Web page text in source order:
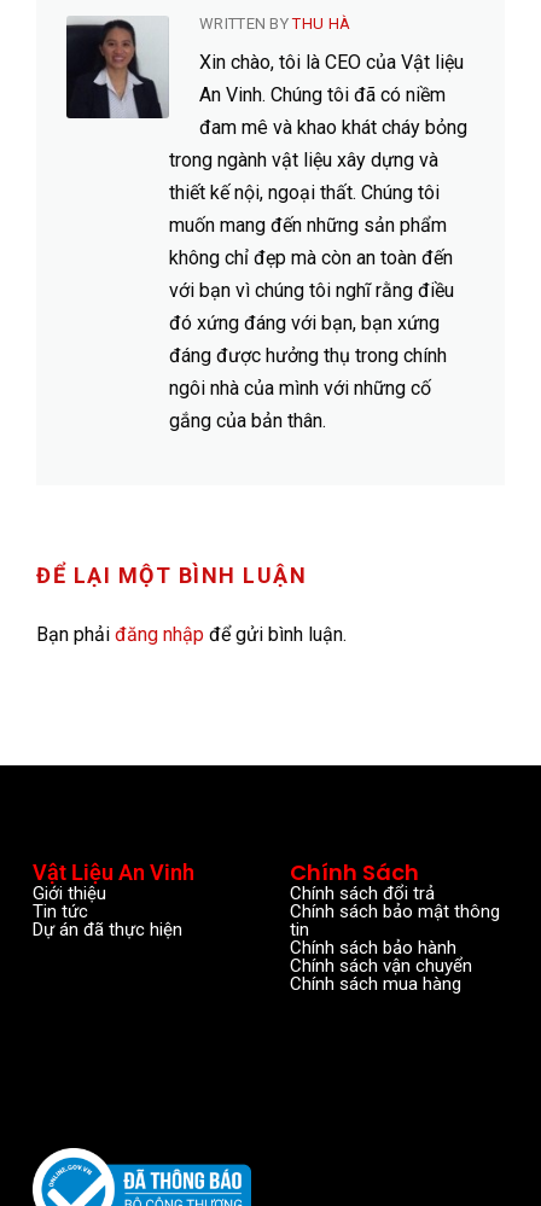
WRITTEN BYTHU HÀ
Xin chào, tôi là CEO của Vật liệu
An Vinh. Chúng tôi đã có niềm
đam mê và khao khát cháy bỏng
trong ngành vật liệu xây dựng và
thiết kế nội, ngoại thất. Chúng tôi
muốn mang đến những sản phẩm
không chỉ đẹp mà còn an toàn đến
với bạn vì chúng tôi nghĩ rằng điều
đó xứng đáng với bạn, bạn xứng
đáng được hưởng thụ trong chính
ngôi nhà của mình với những cố
gắng của bản thân.
ĐỂ LẠI MỘT BÌNH LUẬN
Bạn phải đăng nhập để gửi bình luận.
Vật Liệu An Vinh
Giới thiệu
Tin tức
Dự án đã thực hiện
Chính Sách
Chính sách đổi trả
Chính sách bảo mật thông
tin
Chính sách bảo hành
Chính sách vận chuyển
Chính sách mua hàng